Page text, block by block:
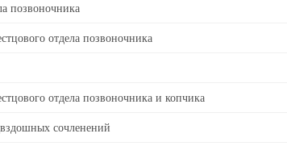
позвоночника
отдела позвоночника
отдела позвоночника и копчика
сочленений